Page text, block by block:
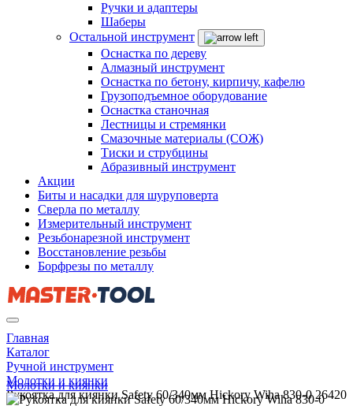
Ручки и адаптеры
Шаберы
Остальной инструмент
Оснастка по дереву
Алмазный инструмент
Оснастка по бетону, кирпичу, кафелю
Грузоподъемное оборудование
Оснастка станочная
Лестницы и стремянки
Смазочные материалы (СОЖ)
Тиски и струбцины
Абразивный инструмент
Акции
Биты и насадки для шуруповерта
Сверла по металлу
Измерительный инструмент
Резьбонарезной инструмент
Восстановление резьбы
Борфрезы по металлу
Главная
Каталог
Ручной инструмент
Молотки и киянки
Рукоятка для киянки Safety 60/340мм Hickory Wiha 830-0 26420
Молотки и киянки